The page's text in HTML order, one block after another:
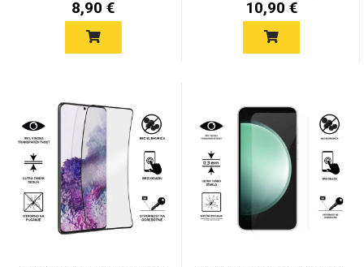
8,90 € 10,90 €